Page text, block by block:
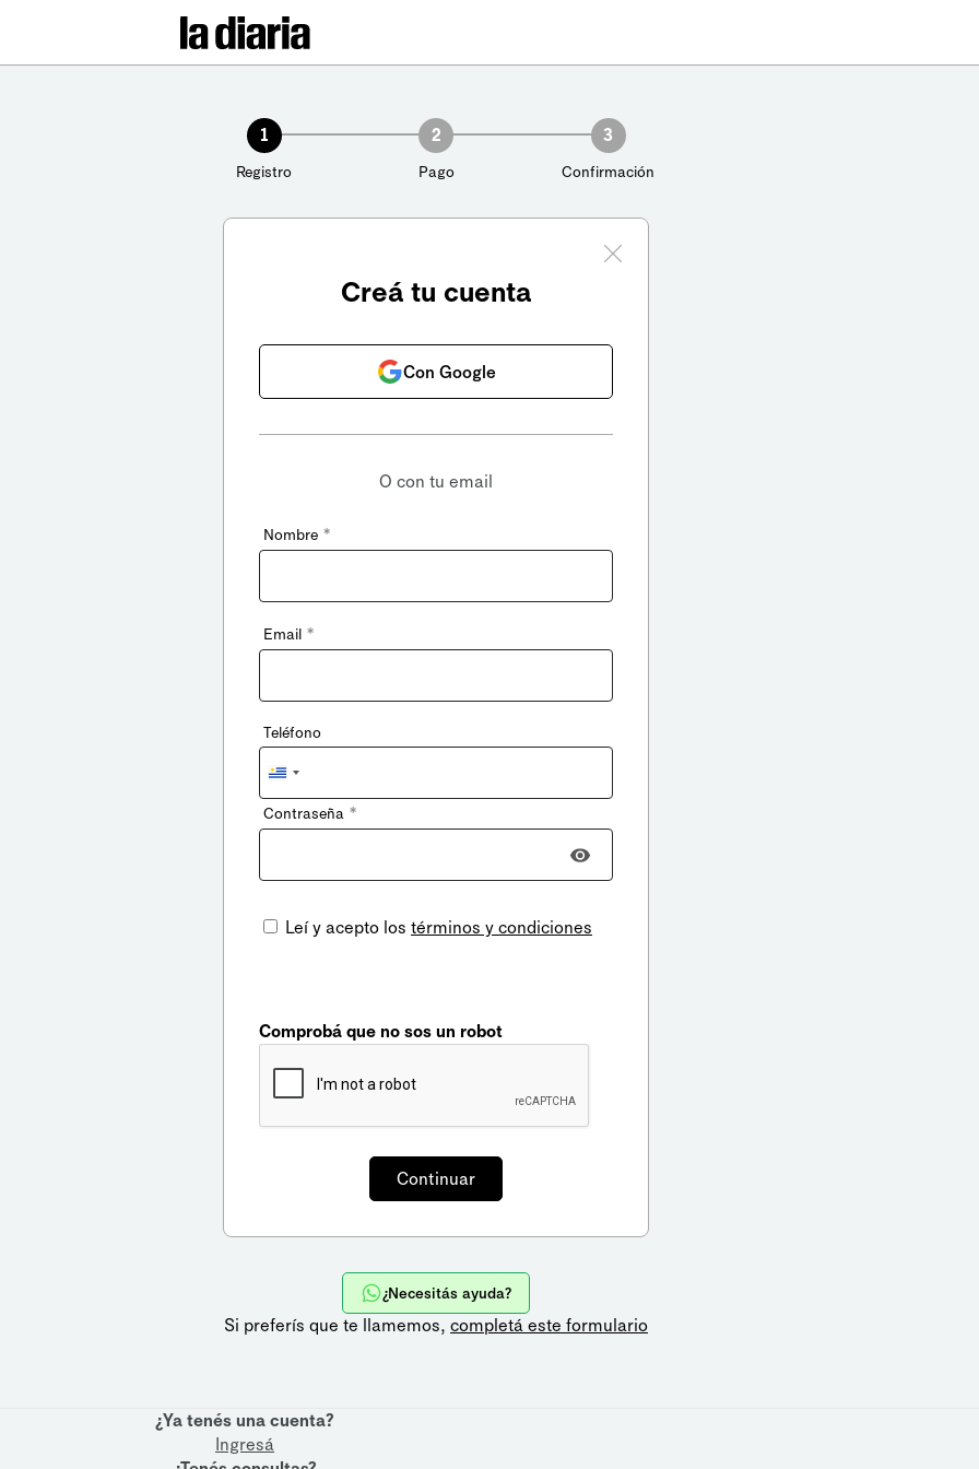
1
Registro
2
Pago
3
Confirmación
Creá tu cuenta
Con Google
O con tu email
Nombre *
Email *
Teléfono
Uruguay
+598
Contraseña *
Leí y acepto los términos y condiciones
Comprobá que no sos un robot
¿Necesitás ayuda?
Si preferís que te llamemos, completá este formulario
¿Ya tenés una cuenta?
Ingresá